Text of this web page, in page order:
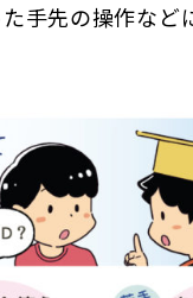
手先の操作など